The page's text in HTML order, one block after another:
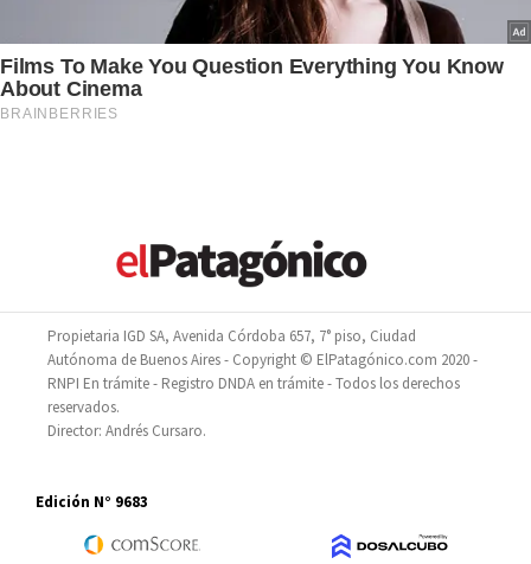
Propietaria IGD SA, Avenida Córdoba 657, 7° piso, Ciudad
Autónoma de Buenos Aires - Copyright © ElPatagónico.com 2020 -
RNPI En trámite - Registro DNDA en trámite - Todos los derechos
reservados.
Director: Andrés Cursaro.
Edición N° 9683